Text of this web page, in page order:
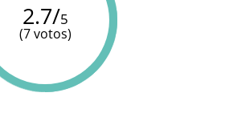
2.7/5
(7 votos)